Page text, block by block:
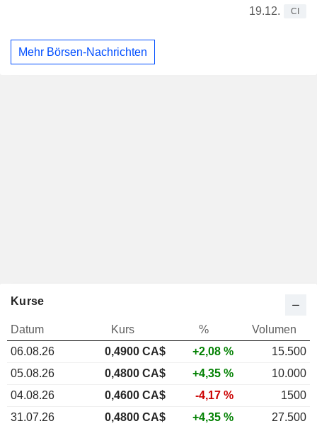
19.12.
CI
Mehr Börsen-Nachrichten
Kurse
Datum Kurs %
Volumen
06.08.26
0,4900 CA$ +2,08 %
15.500
05.08.26
0,4800 CA$ +4,35 %
10.000
04.08.26
0,4600 CA$ -4,17 %
1500
31.07.26
0,4800 CA$ +4,35 %
27.500